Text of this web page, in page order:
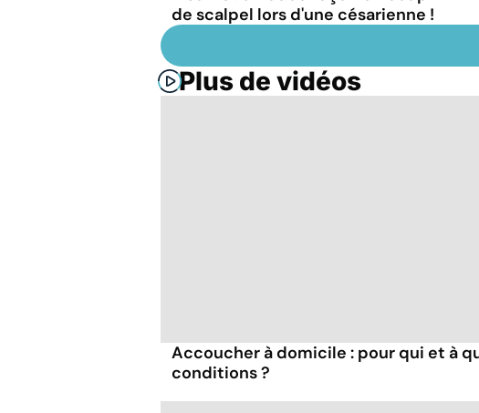
de scalpel lors d'une césarienne !
Plus de vidéos
Accoucher à domicile : pour qui et à
conditions ?